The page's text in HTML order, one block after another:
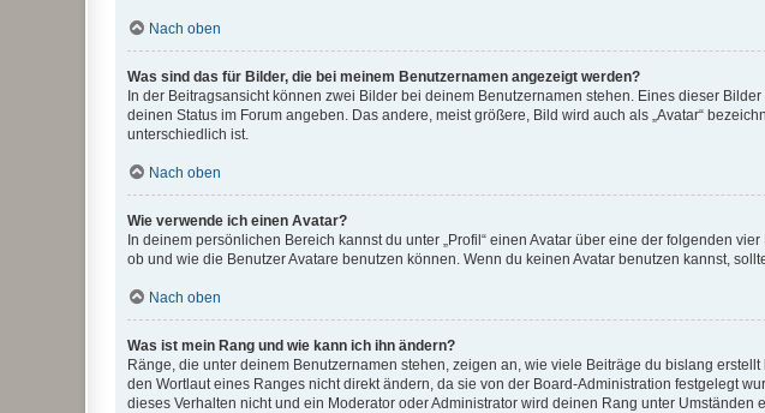
Nach oben
Was sind das für Bilder, die bei meinem Benutzernamen angezeigt werden?
In der Beitragsansicht können zwei Bilder bei deinem Benutzernamen stehen. Eines dieser
deinen Status im Forum angeben. Das andere, meist größere, Bild wird auch als „Avatar“
unterschiedlich ist.
Nach oben
Wie verwende ich einen Avatar?
In deinem persönlichen Bereich kannst du unter „Profil“ einen Avatar über eine der folgenden
ob und wie die Benutzer Avatare benutzen können. Wenn du keinen Avatar benutzen kannst,
Nach oben
Was ist mein Rang und wie kann ich ihn ändern?
Ränge, die unter deinem Benutzernamen stehen, zeigen an, wie viele Beiträge du bislang
den Wortlaut eines Ranges nicht direkt ändern, da sie von der Board-Administration festgelegt
dieses Verhalten nicht und ein Moderator oder Administrator wird deinen Rang unter Umständen